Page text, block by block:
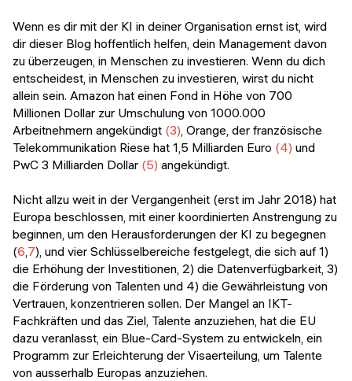
Wenn es dir mit der KI in deiner Organisation ernst ist, wird
dir dieser Blog hoffentlich helfen, dein Management davon
zu überzeugen, in Menschen zu investieren. Wenn du dich
entscheidest, in Menschen zu investieren, wirst du nicht
allein sein. Amazon hat einen Fond in Höhe von 700
Millionen Dollar zur Umschulung von 1000.000
Arbeitnehmern angekündigt (3) , Orange, der französische
Telekommunikation Riese hat 1,5 Milliarden Euro (4) und
PwC 3 Milliarden Dollar (5) angekündigt.
Nicht allzu weit in der Vergangenheit (erst im Jahr 2018) hat
Europa beschlossen, mit einer koordinierten Anstrengung zu
beginnen, um den Herausforderungen der KI zu begegnen
(6 7), und vier Schlüsselbereiche festgelegt, die sich auf 1)
die Erhöhung der Investitionen, 2) die Datenverfügbarkeit, 3)
die Förderung von Talenten und 4) die Gewährleistung von
Vertrauen, konzentrieren sollen. Der Mangel an IKT-
Fachkräften und das Ziel, Talente anzuziehen, hat die EU
dazu veranlasst, ein Blue-Card-System zu entwickeln, ein
Programm zur Erleichterung der Visaerteilung, um Talente
von ausserhalb Europas anzuziehen.